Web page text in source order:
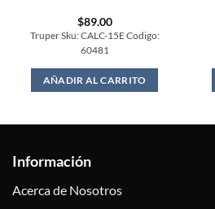
$89.00
Truper Sku: CALC-15E Codigo:
60481
AÑADIR AL CARRITO
Información
Acerca de Nosotros